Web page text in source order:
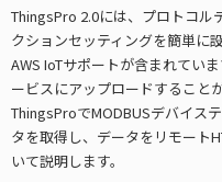
ThingsPro 2.0には、プロトコル
クションセッティングを簡単に
AWS IoTサポートが含まれてい
ービスにアップロードすること
ThingsProでMODBUSデバイス
タを取得し、データをリモート
いて説明します。